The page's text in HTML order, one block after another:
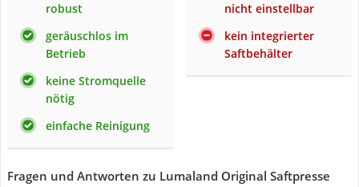
robust
geräuschlos im
Betrieb
keine Stromquelle
nötig
einfache Reinigung
nicht einstellbar
kein integrierter
Saftbehälter
Fragen und Antworten zu Lumaland Original Saftpresse